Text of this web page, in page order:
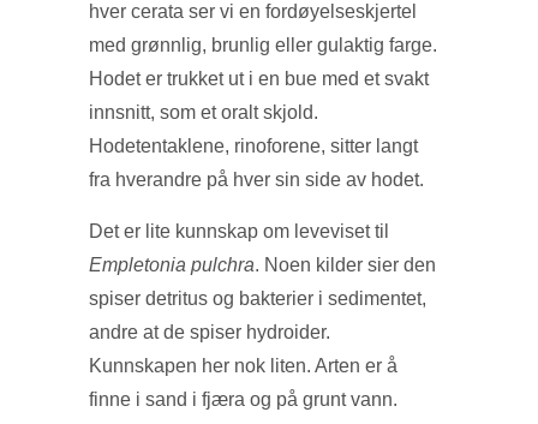
hver cerata ser vi en fordøyelseskjertel
med grønnlig, brunlig eller gulaktig farge.
Hodet er trukket ut i en bue med et svakt
innsnitt, som et oralt skjold.
Hodetentaklene, rinoforene, sitter langt
fra hverandre på hver sin side av hodet.
Det er lite kunnskap om leveviset til
Empletonia pulchra. Noen kilder sier den
spiser detritus og bakterier i sedimentet,
andre at de spiser hydroider.
Kunnskapen her nok liten. Arten er å
finne i sand i fjæra og på grunt vann.